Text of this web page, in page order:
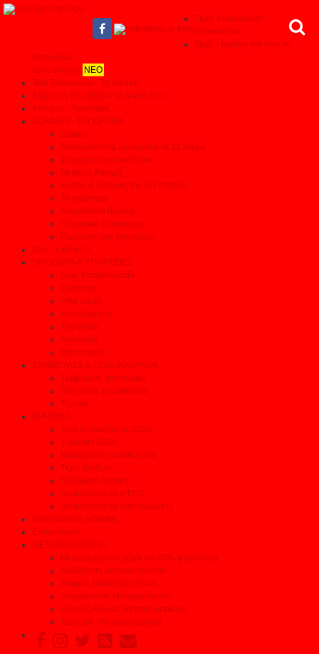
Τιμές Καινούριων
αυτοκινήτων
Τιμές Leasing για όλες τις
κατηγορίες
αυτοκινήτων ΝΕΟ
Test Συνεργείων - Το θαύμα!
Αξίζουν ή δεν αξίζουν τα λεφτά τους
Απόψεις - Αναλύσεις
ΔΟΚΙΜΕΣ - ΣΥΓΚΡΙΤΙΚΑ
Δοκιμές
Αποκαλυπτικά Συγκριτικά σε 11 τομείς
Συγκριτικά αυτοκινήτων
Μεγάλες δοκιμές
Αρθρα & Ερευνες της AUTOBILD
Τα καλύτερα
Αγοραστικά θέματα
Ηλεκτρικά αυτοκίνητα
Παρουσιάσεις Μοντέλων
Όλες οι ειδήσεις
ΠΡΟΙΟΝΤΑ & ΥΠΗΡΕΣΙΕΣ
Βρες Επαγγελματία
Ελαστικά
After sales
Ανταλλακτικά
Συνεργεία
Αξεσουάρ
Φανοποιεία
ΣΥΜΒΟΥΛΕΣ & ΤΕΧΝΙΚΑ ΑΡΘΡΑ
Συμβουλές οικονομίας
Οδηγείστε με ασφάλεια
Τεχνικά
ΧΡΗΣΙΜΑ
Τέλη κυκλοφορίας 2026
Τεκμήρια 2026
Μεταβίβαση αυτοκινήτου
Τιμές Διοδίων
Τηλέφωνα Ανάγκης
Δικαιολογητικά ΚΤΕΟ
Δικαιολογητικά Ανακύκλωσης
Ηλεκτρονικές εκδόσεις
Επικοινωνία
ΜΕΤΑΧΕΙΡΙΣΜΕΝΟ
Μεταχειρισμένα μέχρι και 35% φτηνότερα
Αναζήτηση μεταχειρισμένου
Δοκιμές Μεταχειρισμένων
Αγοράζοντας Μεταχειρισμένο
Οδηγός Αγοράς Μεταχειρισμένου
Έμποροι Μεταχειρισμένων